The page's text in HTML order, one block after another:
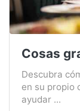
Cosas
Descubra
en su propio
ayudar ...